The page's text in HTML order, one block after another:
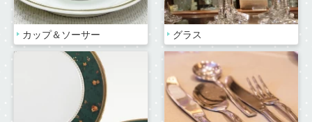
カップ＆ソーサー グラス